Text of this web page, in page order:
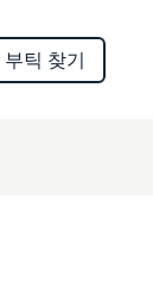
부틱 찾기